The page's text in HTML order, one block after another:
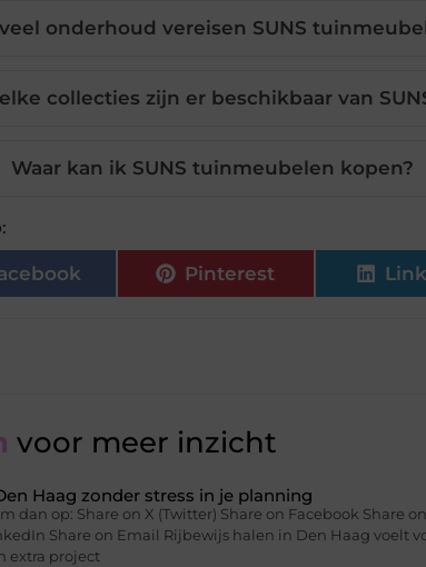
onderhoud vereisen SUNS
collecties zijn er beschikbaar van
Waar kan ik SUNS tuinmeubelen kopen?
Pinterest
voor meer inzicht
Haag zonder stress in je planning
dan op: Share on X (Twitter) Share on Facebook Share on
Share on Email Rijbewijs halen in Den Haag voelt
extra project